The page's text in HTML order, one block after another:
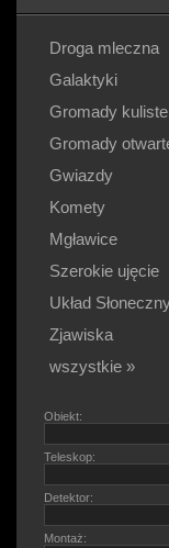
Droga mleczna
Galaktyki
Gromady kuliste
Gromady
Gwiazdy
Komety
Mgławice
Szerokie ujęcie
Układ
Zjawiska
wszystkie »
Obiekt:
Teleskop:
Detektor:
Montaż: